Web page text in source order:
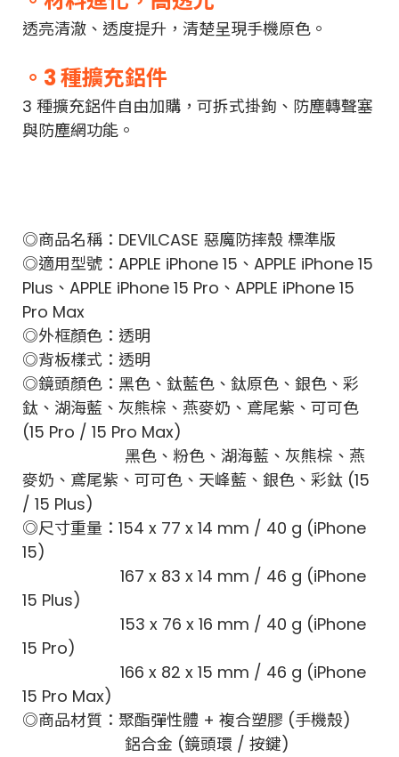
透亮清澈、透度提升，清楚呈現手機原色。
。3 種擴充鋁件
3 種擴充鋁件自由加購，可拆式掛鉤、防塵轉聲塞
與防塵網功能。
◎商品名稱：DEVILCASE 惡魔防摔殼 標準版
◎適用型號：APPLE iPhone 15、APPLE iPhone 15
Plus、APPLE iPhone 15 Pro、APPLE iPhone 15
Pro Max
◎外框顏色：透明
◎背板樣式：透明
◎鏡頭顏色：黑色、鈦藍色、鈦原色、銀色、彩
鈦、湖海藍、灰熊棕、燕麥奶、鳶尾紫、可可色
(15 Pro / 15 Pro Max)
黑色、粉色、湖海藍、灰熊棕、燕
麥奶、鳶尾紫、可可色、天峰藍、銀色、彩鈦 (15
/ 15 Plus)
◎尺寸重量：154 x 77 x 14 mm / 40 g (iPhone
15)
167 x 83 x 14 mm / 46 g (iPhone
15 Plus)
153 x 76 x 16 mm / 40 g (iPhone
15 Pro)
166 x 82 x 15 mm / 46 g (iPhone
15 Pro Max)
◎商品材質：聚酯彈性體 + 複合塑膠 (手機殼)
鋁合金 (鏡頭環 / 按鍵)